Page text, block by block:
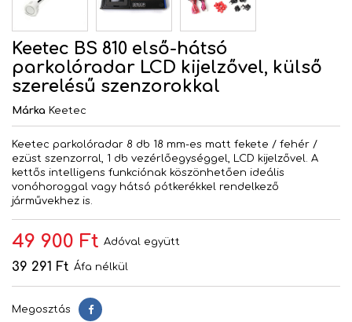
Keetec BS 810 első-hátsó
parkolóradar LCD kijelzővel, külső
szerelésű szenzorokkal
Márka Keetec
Keetec parkolóradar 8 db 18 mm-es matt fekete / fehér /
ezüst szenzorral, 1 db vezérlőegységgel, LCD kijelzővel. A
kettős intelligens funkciónak köszönhetően ideális
vonóhoroggal vagy hátsó pótkerékkel rendelkező
járművekhez is.
49 900 Ft Adóval együtt
39 291 Ft Áfa nélkül
Megosztás Megosztás